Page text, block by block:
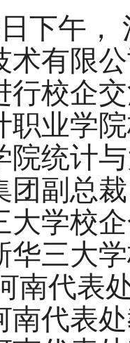
日 下午，
术有限
行校企
职业学
院统计
团副总
大学校
华三大
南代表
南代表